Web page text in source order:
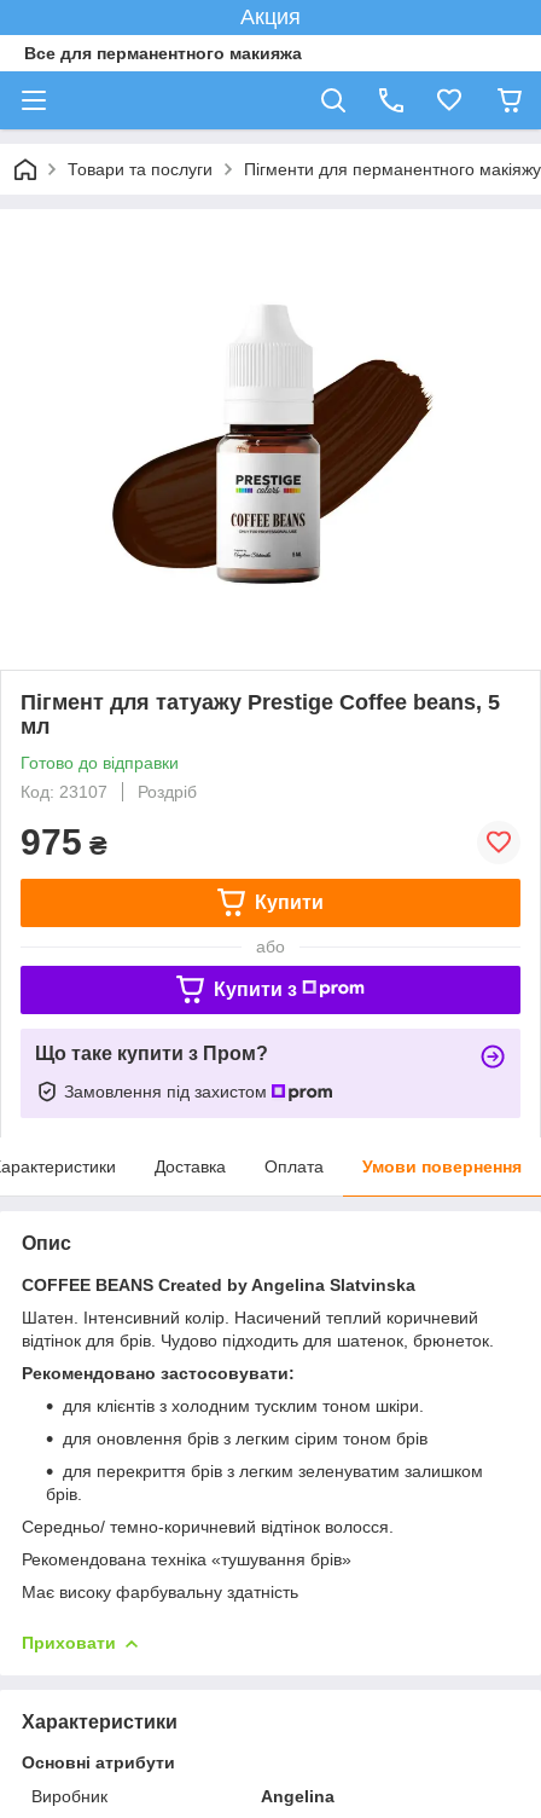
Акция
Все для перманентного макияжа
Товари та послуги Пігменти для перманентного макіяжу
Пігмент для татуажу Prestige Coffee beans, 5
мл
Готово до відправки
Код: 23107
Роздріб
975 ₴
Купити
або
Купити з
Що таке купити з Пром?
Замовлення під захистом
Доставка Оплата Умови повернення
Опис
COFFEE BEANS Created by Angelina Slatvinska
Шатен. Інтенсивний колір. Насичений теплий коричневий
відтінок для брів. Чудово підходить для шатенок, брюнеток.
Рекомендовано застосовувати:
для клієнтів з холодним тусклим тоном шкіри.
для оновлення брів з легким сірим тоном брів
для перекриття брів з легким зеленуватим залишком
брів.
Середньо/ темно-коричневий відтінок волосся.
Рекомендована техніка «тушування брів»
Має високу фарбувальну здатність
Приховати
Характеристики
Основні атрибути
Виробник
Angelina